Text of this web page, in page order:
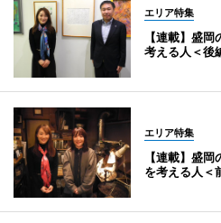
エリア特集
【連載】盛
考える人＜後
エリア特集
【連載】盛
を考える人＜